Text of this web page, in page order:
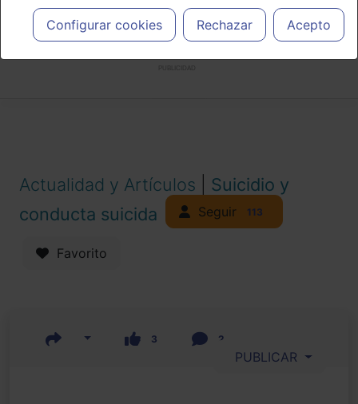
profesionales facultados prescribir medicamentos y decidir, en
cada caso concreto, el tratamiento más adecuado a las
necesidades del paciente.
Configurar cookies Rechazar Acepto
Actualidad y Artículos
Suicidio y
conducta suicida
Seguir 113
Favorito
3 2
PUBLICAR